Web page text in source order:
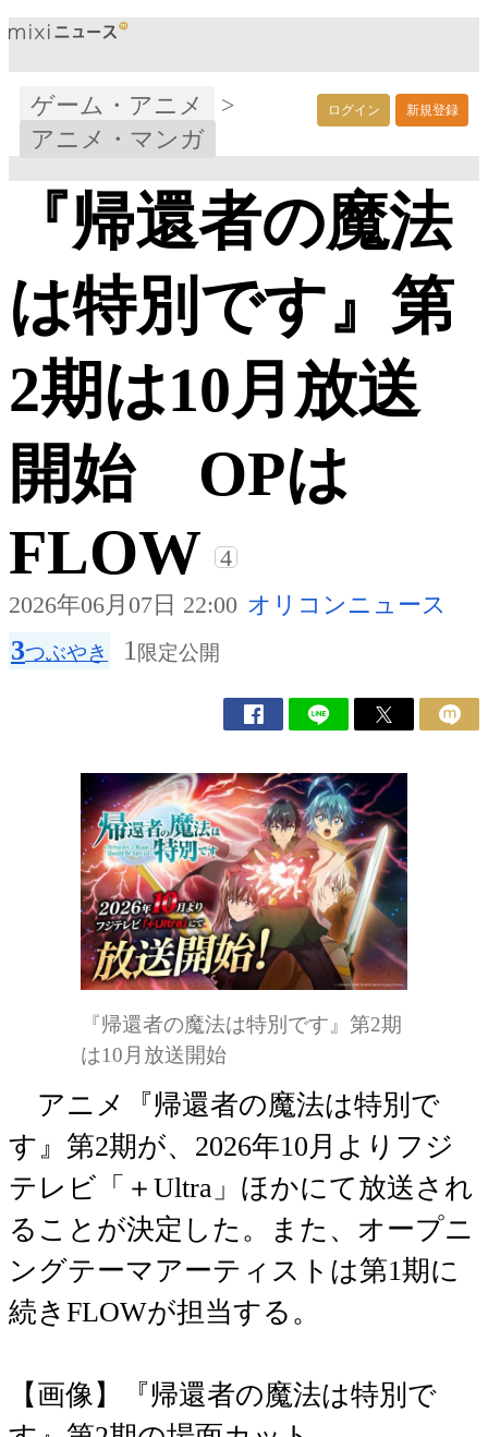
ログイン 新規登録
ゲーム・アニメ
>
アニメ・マンガ
『帰還者の魔法
は特別です』第
2期は10月放送
開始 OPは
FLOW
4
2026年06月07日 22:00 オリコンニュース
3つぶやき 1 限定公開
『帰還者の魔法は特別です』第2期
は10月放送開始
アニメ『帰還者の魔法は特別で
す』第2期が、2026年10月よりフジ
テレビ「＋Ultra」ほかにて放送され
ることが決定した。また、オープニ
ングテーマアーティストは第1期に
続きFLOWが担当する。
【画像】『帰還者の魔法は特別で